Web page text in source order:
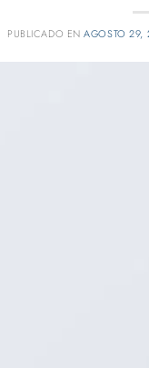
PUBLICADO ENAGOSTO 29,